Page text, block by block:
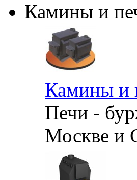
Камины и
Камины и
Печи -
Москве и